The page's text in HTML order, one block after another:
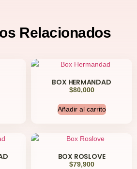
Relacionados
BOX HERMANDAD
$80,000
Añadir al carrito
BOX ROSLOVE
$79,900